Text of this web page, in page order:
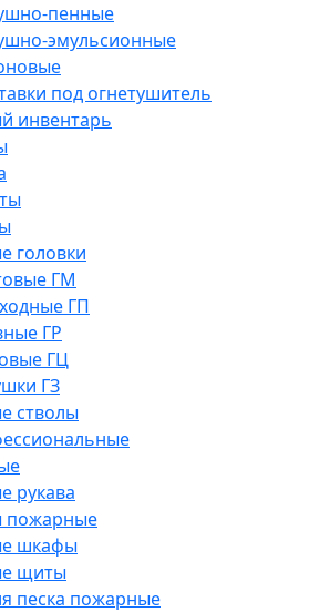
пенные
эмульсионные
под огнетушитель
инвентарь
головки
ГМ
ГП
ГР
ГЦ
ГЗ
стволы
рукава
пожарные
шкафы
щиты
песка пожарные